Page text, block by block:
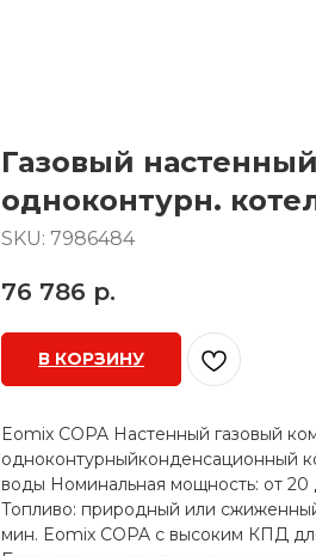
Газовый
одноконтурн.
SKU: 7986484
76 786 р.
В КОРЗИНУ
Eomix COPA Настенный газовый
одноконтурныйконденсационный
воды Номинальная мощность: от
Топливо: природный или
мин. Eomix COPA с высоким КПД